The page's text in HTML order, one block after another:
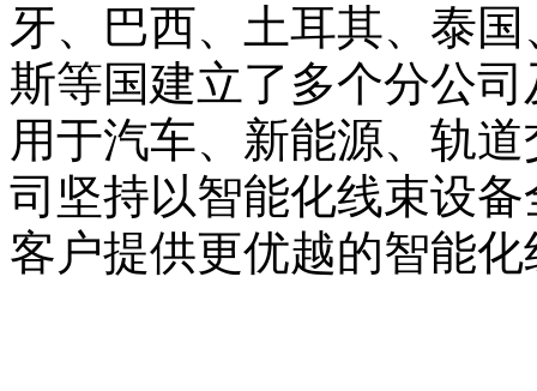
牙、巴西、土耳其、泰
斯等国建立了多个分公
用于汽车、新能源、轨
司坚持以智能化线束设
客户提供更优越的智能